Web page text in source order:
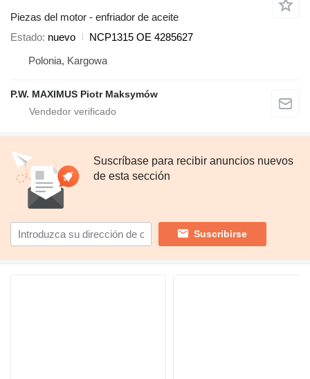
Piezas del motor - enfriador de aceite
Estado nuevo
NCP1315 OE 4285627
Polonia, Kargowa
P.W. MAXIMUS Piotr Maksymów
Suscríbase para recibir anuncios nuevos
de esta sección
Suscribirse